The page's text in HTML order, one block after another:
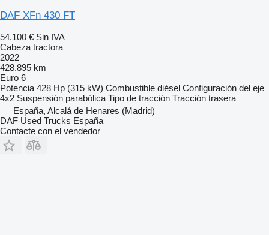
DAF XFn 430 FT
54.100 € Sin IVA
Cabeza tractora
2022
428.895 km
Euro 6
Potencia 428 Hp (315 kW) Combustible diésel Configuración del eje
4x2 Suspensión parabólica Tipo de tracción Tracción trasera
España, Alcalá de Henares (Madrid)
DAF Used Trucks España
Contacte con el vendedor